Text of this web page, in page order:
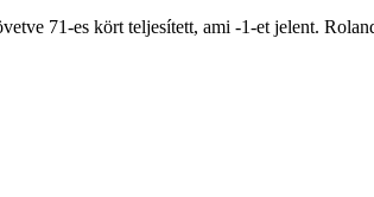
71-es kört teljesített, ami -1-et jelent.